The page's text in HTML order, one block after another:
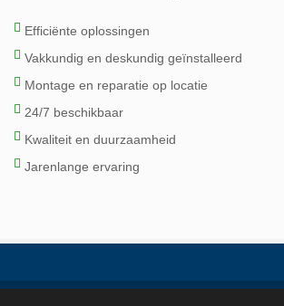
Efficiënte oplossingen
Vakkundig en deskundig geïnstalleerd
Montage en reparatie op locatie
24/7 beschikbaar
Kwaliteit en duurzaamheid
Jarenlange ervaring